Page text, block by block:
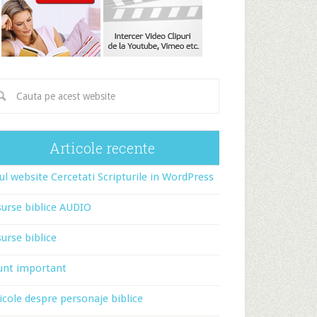
Articole recente
website Cercetati Scripturile in WordPress
biblice AUDIO
biblice
important
despre personaje biblice